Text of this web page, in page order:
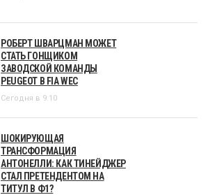
РОБЕРТ ШВАРЦМАН МОЖЕТ
СТАТЬ ГОНЩИКОМ
ЗАВОДСКОЙ КОМАНДЫ
PEUGEOT В FIA WEC
Сегодня в 9:10
ШОКИРУЮЩАЯ
ТРАНСФОРМАЦИЯ
АНТОНЕЛЛИ: КАК ТИНЕЙДЖЕР
СТАЛ ПРЕТЕНДЕНТОМ НА
ТИТУЛ В Ф1?